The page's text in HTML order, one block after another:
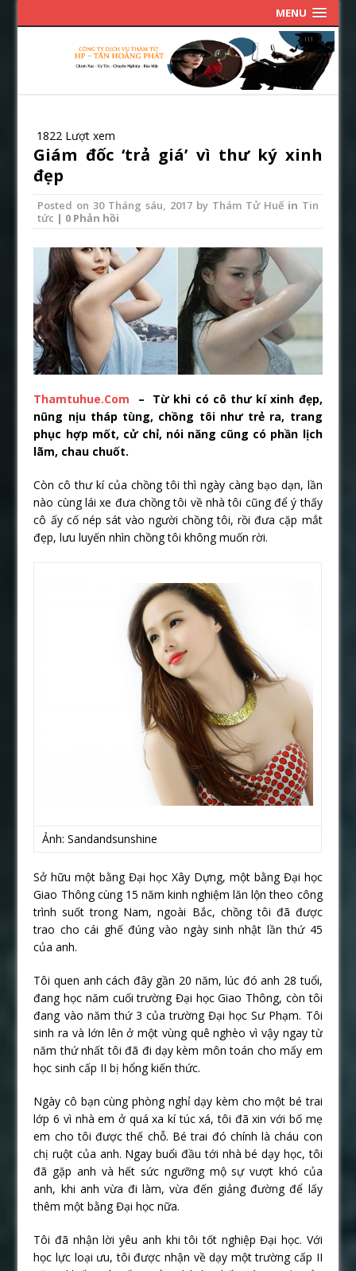
MENU
1822 Lượt xem
Giám đốc ‘trả giá’ vì thư ký xinh
đẹp
Posted on30 Tháng sáu, 2017 by Thám Tử Huếin Tin
tức | 0 Phản hồi
Thamtuhue.Com – Từ khi có cô thư kí xinh đẹp,
nũng nịu tháp tùng, chồng tôi như trẻ ra, trang
phục hợp mốt, cử chỉ, nói năng cũng có phần lịch
lãm, chau chuốt.
Còn cô thư kí của chồng tôi thì ngày càng bạo dạn, lần
nào cùng lái xe đưa chồng tôi về nhà tôi cũng để ý thấy
cô ấy cố nép sát vào người chồng tôi, rồi đưa cặp mắt
đẹp, lưu luyến nhìn chồng tôi không muốn rời.
Ảnh: Sandandsunshine
Sở hữu một bằng Đại học Xây Dựng, một bằng Đại học
Giao Thông cùng 15 năm kinh nghiệm lăn lộn theo công
trình suốt trong Nam, ngoài Bắc, chồng tôi đã được
trao cho cái ghế đúng vào ngày sinh nhật lần thứ 45
của anh.
Tôi quen anh cách đây gần 20 năm, lúc đó anh 28 tuổi,
đang học năm cuối trường Đại học Giao Thông, còn tôi
đang vào năm thứ 3 của trường Đại học Sư Phạm. Tôi
sinh ra và lớn lên ở một vùng quê nghèo vì vậy ngay từ
năm thứ nhất tôi đã đi dạy kèm môn toán cho mấy em
học sinh cấp II bị hổng kiến thức.
Ngày cô bạn cùng phòng nghỉ dạy kèm cho một bé trai
lớp 6 vì nhà em ở quá xa kí túc xá, tôi đã xin với bố mẹ
em cho tôi được thế chỗ. Bé trai đó chính là cháu con
chị ruột của anh. Ngay buổi đầu tới nhà bé dạy học, tôi
đã gặp anh và hết sức ngưỡng mộ sự vượt khó của
anh, khi anh vừa đi làm, vừa đến giảng đường để lấy
thêm một bằng Đại học nữa.
Tôi đã nhận lời yêu anh khi tôi tốt nghiệp Đại học. Với
học lực loại ưu, tôi được nhận về dạy một trường cấp II